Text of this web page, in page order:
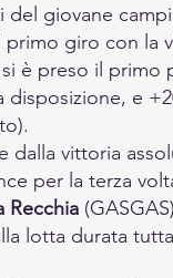
del giovane
primo giro con
si è preso il primo
e
dalla vittoria
per la terza
Recchia
lotta durata